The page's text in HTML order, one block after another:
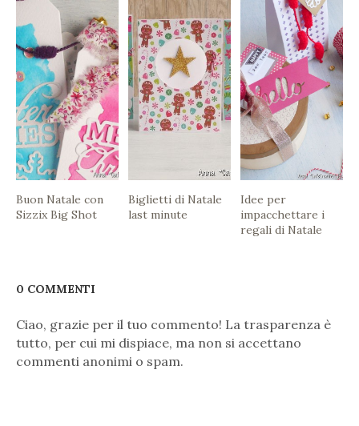
Buon Natale con
Sizzix Big Shot
Biglietti di Natale
last minute
Idee per
impacchettare i
regali di Natale
0 COMMENTI
Ciao, grazie per il tuo commento! La trasparenza è
tutto, per cui mi dispiace, ma non si accettano
commenti anonimi o spam.